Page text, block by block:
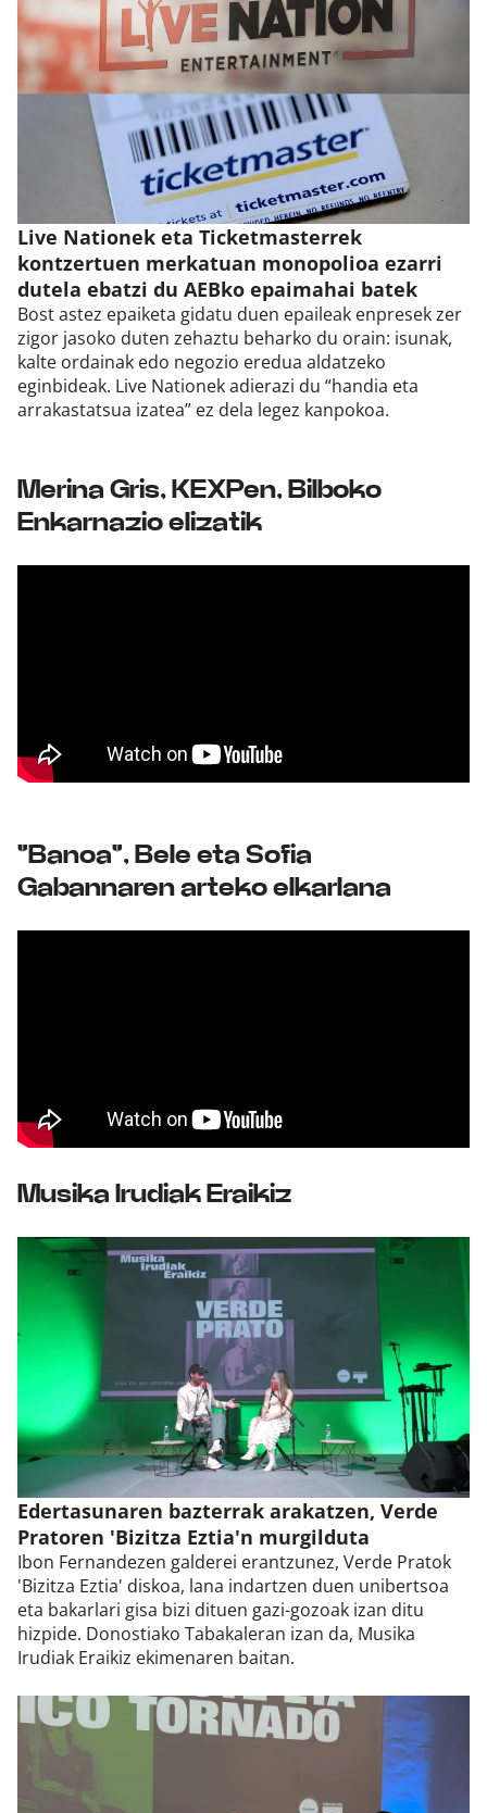
Live Nationek eta Ticketmasterrek
kontzertuen merkatuan monopolioa ezarri
dutela ebatzi du AEBko epaimahai batek
Bost astez epaiketa gidatu duen epaileak enpresek zer
zigor jasoko duten zehaztu beharko du orain: isunak,
kalte ordainak edo negozio eredua aldatzeko
eginbideak. Live Nationek adierazi du “handia eta
arrakastatsua izatea” ez dela legez kanpokoa.
Merina Gris, KEXPen, Bilboko
Enkarnazio elizatik
"Banoa", Bele eta Sofia
Gabannaren arteko elkarlana
Musika Irudiak Eraikiz
Edertasunaren bazterrak arakatzen, Verde
Pratoren 'Bizitza Eztia'n murgilduta
Ibon Fernandezen galderei erantzunez, Verde Pratok
'Bizitza Eztia' diskoa, lana indartzen duen unibertsoa
eta bakarlari gisa bizi dituen gazi-gozoak izan ditu
hizpide. Donostiako Tabakaleran izan da, Musika
Irudiak Eraikiz ekimenaren baitan.